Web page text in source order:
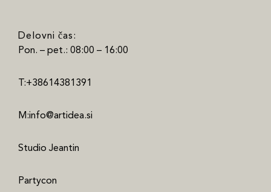
Delovni čas:
Pon. – pet.: 08:00 – 16:00
T:+38614381391
M:info@artidea.si
Studio Jeantin
Partycon